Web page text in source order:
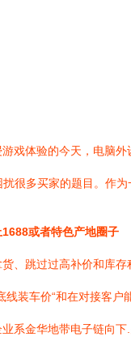
戏体验的今天，电脑
扰很多买家的题目。作
或者特色产地圈子
、跳过过高补价和库
线装车价“和在对接客
金华地带电子链向下.